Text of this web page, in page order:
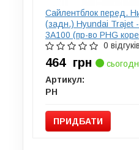
Сайлентблок перед.
(задн.) Hyundai Trajet
3A100 (пр-во PHG
0 відгуків
464 грн
Артикул:
PH
ПРИДБАТИ